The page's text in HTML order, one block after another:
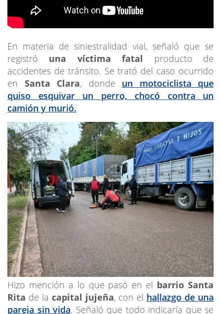
En materia de siniestralidad vial, señaló que se
registró una víctima fatal producto de
accidentes de tránsito. Se trató del caso ocurrido
en Santa Clara, donde un motociclista que
quiso esquivar un perro, chocó contra un
camión y murió.
Hizo mención a lo que pasó en el barrio Santa
Rita de la capital jujeña, con el hallazgo de una
pareja sin vida. Señaló que todo indicaría que se